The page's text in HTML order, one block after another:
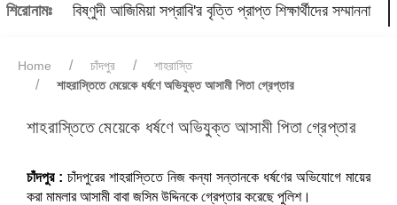
শিরোনামঃ বিষ্ণুদী আজিমিয়া সপ্রাবি'র বৃত্তি প্রাপ্ত শিক্ষার্থীদের সম্মাননা
Home চাঁদপুর
শাহরাস্তি
শাহরাস্তিতে মেয়েকে ধর্ষণে অভিযুক্ত আসামী পিতা গ্রেপ্তার
শাহরাস্তিতে মেয়েকে ধর্ষণে অভিযুক্ত আসামী পিতা গ্রেপ্তার
চাঁদপুর : চাঁদপুরের শাহরাস্তিতে নিজ কন্যা সন্তানকে ধর্ষণের অভিযোগে মায়ের
করা মামলার আসামী বাবা জসিম উদ্দিনকে গ্রেপ্তার করেছে পুলিশ।